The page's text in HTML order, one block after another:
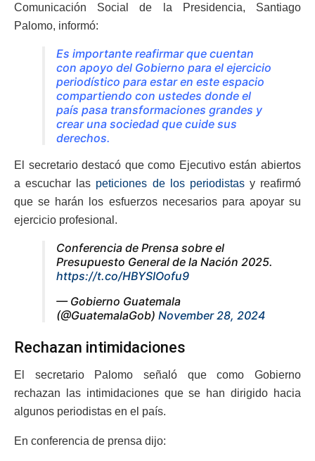
Comunicación Social de la Presidencia, Santiago
Palomo, informó:
Es importante reafirmar que cuentan
con apoyo del Gobierno para el ejercicio
periodístico para estar en este espacio
compartiendo con ustedes donde el
país pasa transformaciones grandes y
crear una sociedad que cuide sus
derechos.
El secretario destacó que como Ejecutivo están abiertos
a escuchar las peticiones de los periodistasy reafirmó
que se harán los esfuerzos necesarios para apoyar su
ejercicio profesional.
Conferencia de Prensa sobre el
Presupuesto General de la Nación 2025.
https://t.co/HBYSIOofu9
— Gobierno Guatemala
(@GuatemalaGob) November 28, 2024
Rechazan intimidaciones
El secretario Palomo señaló que como Gobierno
rechazan las intimidaciones que se han dirigido hacia
algunos periodistas en el país.
En conferencia de prensa dijo: